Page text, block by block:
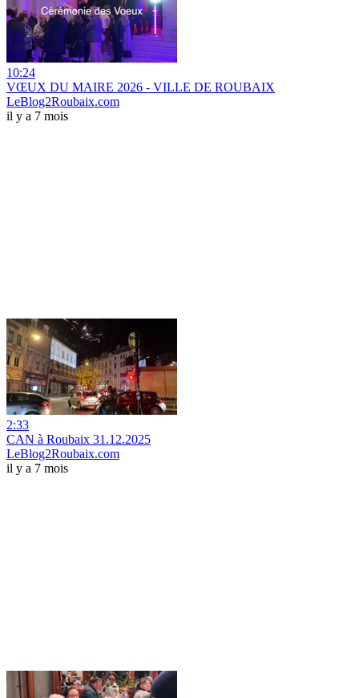
10:24
VŒUX DU MAIRE 2026 - VILLE DE ROUBAIX
LeBlog2Roubaix.com
il y a 7 mois
2:33
CAN à Roubaix 31.12.2025
LeBlog2Roubaix.com
il y a 7 mois